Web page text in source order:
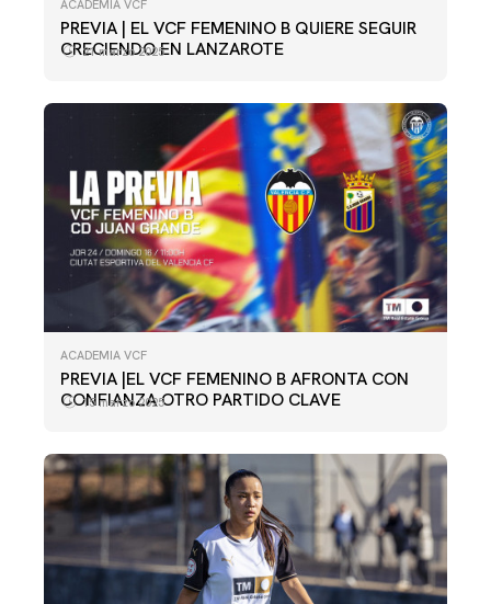
ACADEMIA VCF
PREVIA | EL VCF FEMENINO B QUIERE SEGUIR
CRECIENDO EN LANZAROTE
21 marzo 2025
ACADEMIA VCF
PREVIA |EL VCF FEMENINO B AFRONTA CON
CONFIANZA OTRO PARTIDO CLAVE
15 marzo 2025